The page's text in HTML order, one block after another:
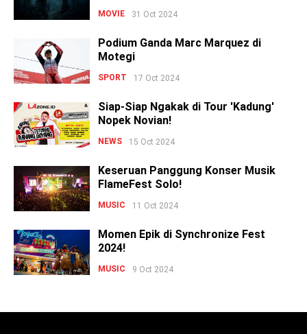
MOVIE 31 Oct 2024
Podium Ganda Marc Marquez di
Motegi
SPORT 17 Oct 2024
Siap-Siap Ngakak di Tour 'Kadung'
Nopek Novian!
NEWS 15 Oct 2024
Keseruan Panggung Konser Musik
FlameFest Solo!
MUSIC 11 Oct 2024
Momen Epik di Synchronize Fest
2024!
MUSIC 9 Oct 2024